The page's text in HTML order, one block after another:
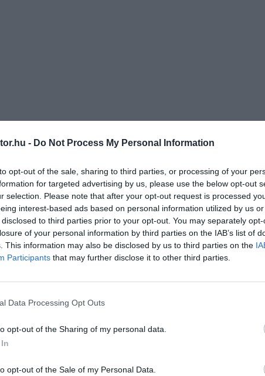
- Do Not Process My Personal Information
opt-out of the sale, sharing to third parties, or processing of your
for targeted advertising by us, please use the below opt-out
selection. Please note that after your opt-out request is processed
interest-based ads based on personal information utilized by us
to third parties prior to your opt-out. You may separately
of your personal information by third parties on the IAB’s list of
This information may also be disclosed by us to third parties on the
Participants that may further disclose it to other third parties.
Data Processing Opt Outs
opt-out of the Sharing of my personal data.
opt-out of the Sale of my Personal Data.